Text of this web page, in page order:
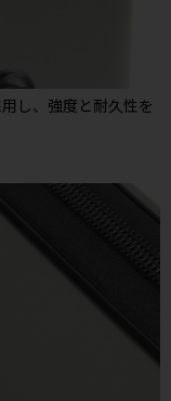
し、強度と耐久性を